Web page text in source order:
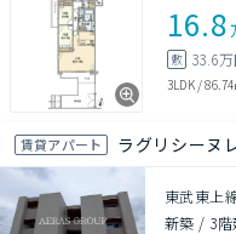
16.8
敷 33.6
3LDK/
賃貸アパート ラグリシーヌ
東武東上
新築 / 3階